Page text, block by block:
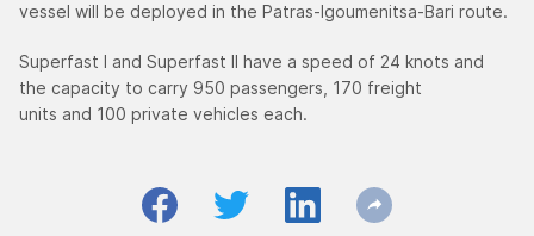
vessel will be deployed in the Patras-Igoumenitsa-Bari route.
Superfast I and Superfast II have a speed of 24 knots and
the capacity to carry 950 passengers, 170 freight
units and 100 private vehicles each.